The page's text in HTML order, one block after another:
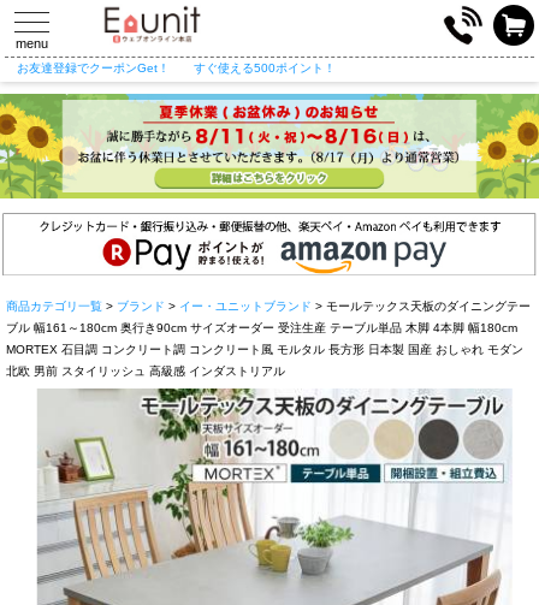
toggle
navigation
menu
お友達登録でクーポンGet！ すぐ使える500ポイント！
商品カテゴリ一覧 > ブランド > イー・ユニットブランド > モールテックス天板のダイニングテー
ブル 幅161～180cm 奥行き90cm サイズオーダー 受注生産 テーブル単品 木脚 4本脚 幅180cm
MORTEX 石目調 コンクリート調 コンクリート風 モルタル 長方形 日本製 国産 おしゃれ モダン
北欧 男前 スタイリッシュ 高級感 インダストリアル